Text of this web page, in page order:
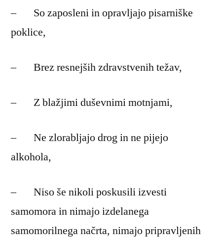
– So zaposleni in opravljajo pisarniške
poklice,
– Brez resnejših zdravstvenih težav,
– Z blažjimi duševnimi motnjami,
– Ne zlorabljajo drog in ne pijejo
alkohola,
– Niso še nikoli poskusili izvesti
samomora in nimajo izdelanega
samomorilnega načrta, nimajo pripravljenih